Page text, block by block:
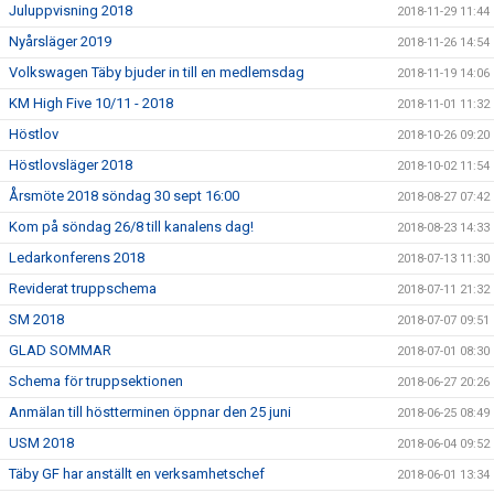
Juluppvisning 2018 2018-11-29 11:44
Nyårsläger 2019 2018-11-26 14:54
Volkswagen Täby bjuder in till en medlemsdag 2018-11-19 14:06
KM High Five 10/11 - 2018 2018-11-01 11:32
Höstlov 2018-10-26 09:20
Höstlovsläger 2018 2018-10-02 11:54
Årsmöte 2018 söndag 30 sept 16:00 2018-08-27 07:42
Kom på söndag 26/8 till kanalens dag! 2018-08-23 14:33
Ledarkonferens 2018 2018-07-13 11:30
Reviderat truppschema 2018-07-11 21:32
SM 2018 2018-07-07 09:51
GLAD SOMMAR 2018-07-01 08:30
Schema för truppsektionen 2018-06-27 20:26
Anmälan till höstterminen öppnar den 25 juni 2018-06-25 08:49
USM 2018 2018-06-04 09:52
Täby GF har anställt en verksamhetschef 2018-06-01 13:34